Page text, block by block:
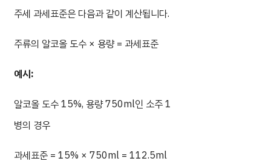
주세 과세표준은 다음과 같이 계산됩니다.
주류의 알코올 도수 × 용량 = 과세표준
예시:
알코올 도수 15%, 용량 750ml인 소주 1
병의 경우
과세표준 = 15% × 750ml = 112.5ml